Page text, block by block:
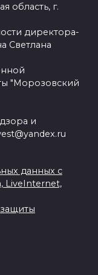
область, г.
директора-
Светлана
"Морозовский
и
данных с
LiveInternet,